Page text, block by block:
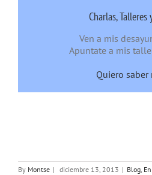
Charlas, Talleres
Ven a mis
Apuntate a mis
Quiero saber
By Montse | diciembre 13, 2013 | Blog,